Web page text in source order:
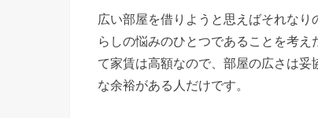
広い部屋を借りようと思えばそれな
らしの悩みのひとつであることを考
て家賃は高額なので、部屋の広さは
な余裕がある人だけです。